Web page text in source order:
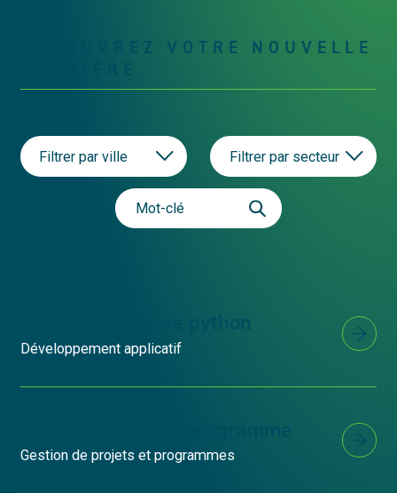
DÉCOUVREZ VOTRE NOUVELLE
Filtrer par ville Filtrer par secteur
Développement applicatif
Gestion de projets et programmes